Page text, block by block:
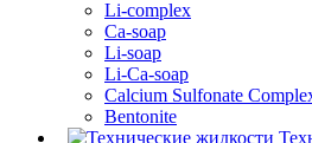
Li-complex
Ca-soap
Li-soap
Li-Ca-soap
Calcium Sulfonate
Bentonite